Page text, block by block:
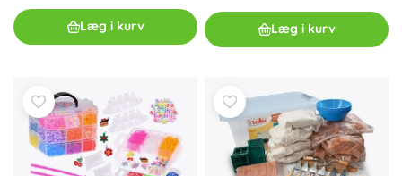
Læg i kurv Læg i kurv